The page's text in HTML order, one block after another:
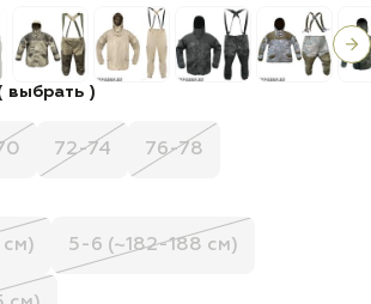
выбрать )
72-74 76-78
5-6 (~182-188 см)